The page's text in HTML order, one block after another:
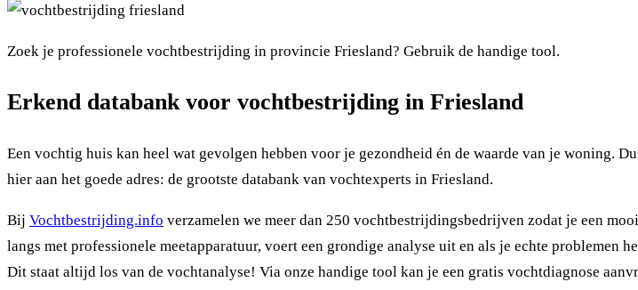
Zoek je professionele vochtbestrijding in provincie Friesland? Gebruik de handige tool.
Erkend databank voor vochtbestrijding in Friesland
Een vochtig huis kan heel wat gevolgen hebben voor je gezondheid én de waarde van je woning.
hier aan het goede adres: de grootste databank van vochtexperts in Friesland.
Bij Vochtbestrijding.info verzamelen we meer dan 250 vochtbestrijdingsbedrijven zodat je een
langs met professionele meetapparatuur, voert een grondige analyse uit en als je echte
Dit staat altijd los van de vochtanalyse! Via onze handige tool kan je een gratis vochtdiagnose